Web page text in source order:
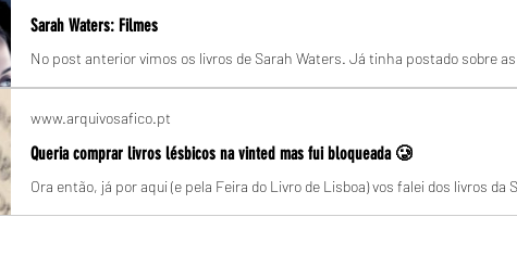
Sarah Waters: Filmes
www.arquivosafico.pt
Queria comprar livros lésbicos na vinted mas fui bloqueada 🥲